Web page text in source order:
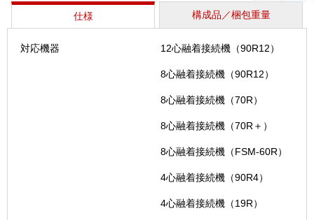
仕様 構成品／梱包重量
対応機器 12心融着接続機（90R12）
8心融着接続機（90R12）
8心融着接続機（70R）
8心融着接続機（70R＋）
8心融着接続機（FSM-60R）
4心融着接続機（90R4）
4心融着接続機（19R）